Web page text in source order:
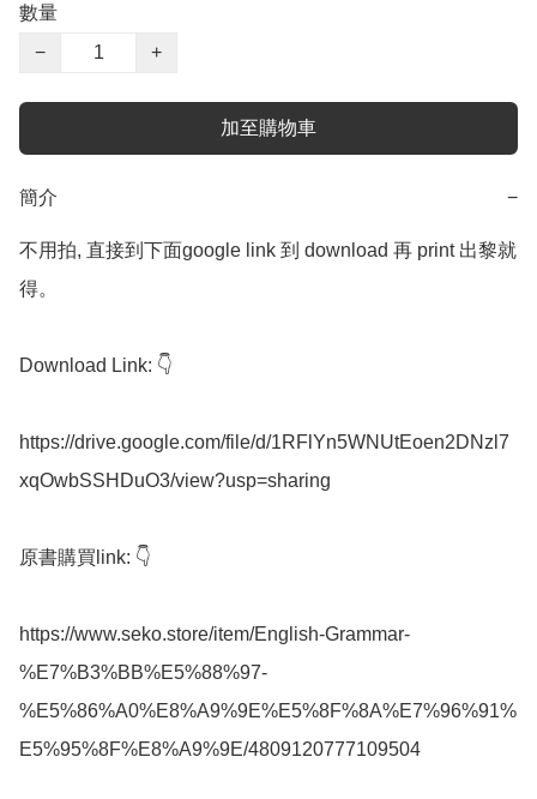
數量
−
+
加至購物車
簡介 −
不用拍, 直接到下面google link 到 download 再 print 出黎就
得。
Download Link: 👇
https://drive.google.com/file/d/1RFlYn5WNUtEoen2DNzl7
xqOwbSSHDuO3/view?usp=sharing
原書購買link: 👇
https://www.seko.store/item/English-Grammar-
%E7%B3%BB%E5%88%97-
%E5%86%A0%E8%A9%9E%E5%8F%8A%E7%96%91%
E5%95%8F%E8%A9%9E/4809120777109504